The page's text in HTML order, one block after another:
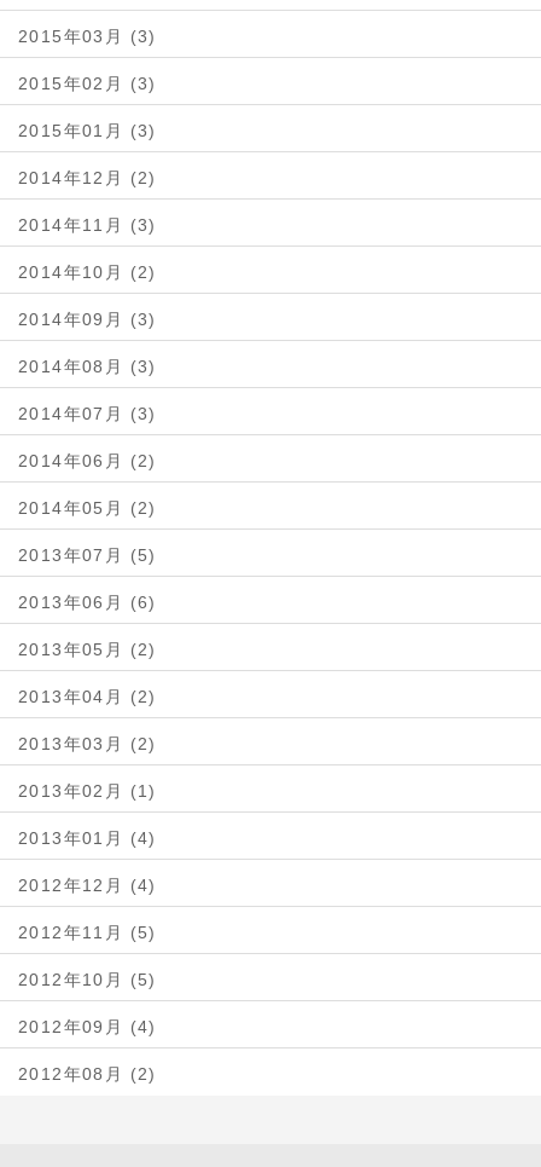
2015年03月 (3)
2015年02月 (3)
2015年01月 (3)
2014年12月 (2)
2014年11月 (3)
2014年10月 (2)
2014年09月 (3)
2014年08月 (3)
2014年07月 (3)
2014年06月 (2)
2014年05月 (2)
2013年07月 (5)
2013年06月 (6)
2013年05月 (2)
2013年04月 (2)
2013年03月 (2)
2013年02月 (1)
2013年01月 (4)
2012年12月 (4)
2012年11月 (5)
2012年10月 (5)
2012年09月 (4)
2012年08月 (2)